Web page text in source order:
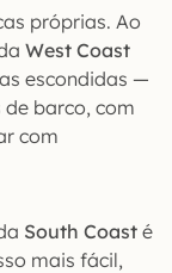
próprias. Ao
West Coast
escondidas —
barco, com
com
South Coast é
mais fácil,